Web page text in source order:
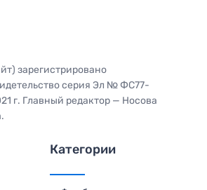
зарегистрировано
серия Эл № ФС77-
г. Главный редактор — Носова
Категории